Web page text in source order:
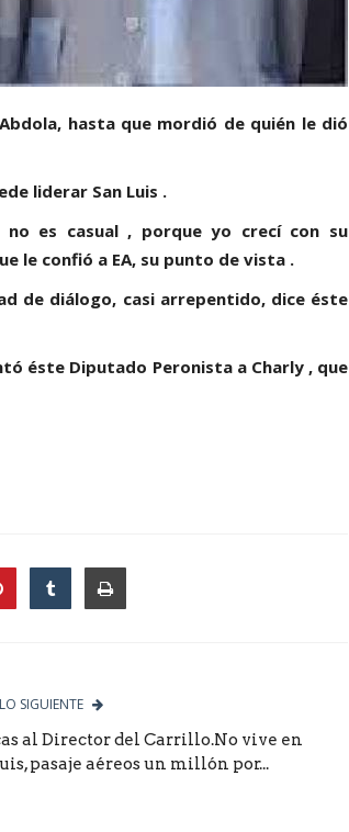
hasta que mordió de quién le dió
liderar San Luis .
es casual , porque yo crecí con su
le confió a EA, su punto de vista .
de diálogo, casi arrepentido, dice éste
éste Diputado Peronista a Charly , que
SIGUIENTE
al Director del Carrillo.No vive en
pasaje aéreos un millón por...